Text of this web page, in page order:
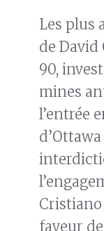
Les plus
de David
90,
mines
l’entrée
faveur